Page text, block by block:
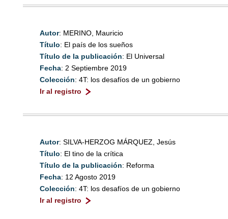
Autor: MERINO, Mauricio
Título: El país de los sueños
Título de la publicación: El Universal
Fecha: 2 Septiembre 2019
Colección: 4T: los desafíos de un gobierno
Ir al registro
Autor: SILVA-HERZOG MÁRQUEZ, Jesús
Título: El tino de la crítica
Título de la publicación: Reforma
Fecha: 12 Agosto 2019
Colección: 4T: los desafíos de un gobierno
Ir al registro